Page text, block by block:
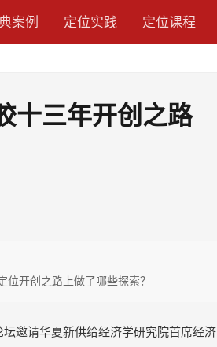
案例 定位实践 定位课程
十三年开创之路
开创之路上做了哪些探索？
邀请华夏新供给经济学研究院首席经济